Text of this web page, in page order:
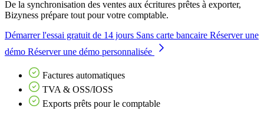
De la synchronisation des ventes aux écritures prêtes à exporter,
Bizyness prépare tout pour votre comptable.
Démarrer l'essai gratuit de 14 jours Sans carte bancaire Réserver une
démo Réserver une démo personnalisée
Factures automatiques
TVA & OSS/IOSS
Exports prêts pour le comptable